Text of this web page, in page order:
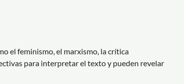
el feminismo, el marxismo, la crítica
para interpretar el texto y pueden revelar